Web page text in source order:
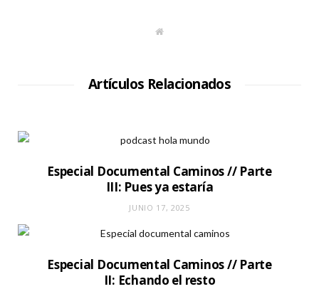
S
W
Artículos Relacionados
Especial Documental Caminos // Parte
III: Pues ya estaría
JUNIO 17, 2025
Especial Documental Caminos // Parte
II: Echando el resto